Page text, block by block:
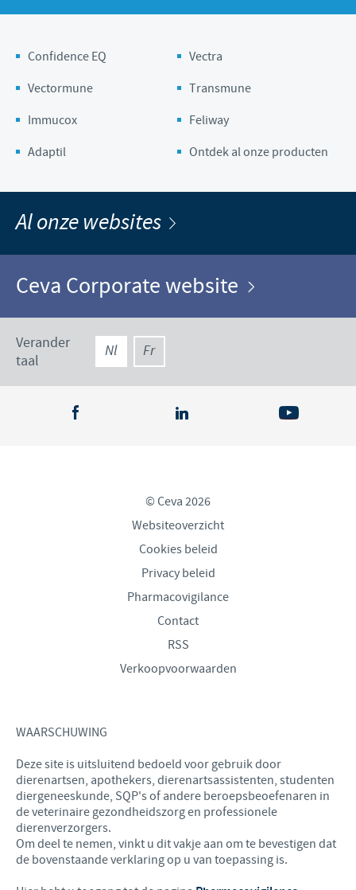
Confidence EQ
Vectra
Vectormune
Transmune
Immucox
Feliway
Adaptil
Ontdek al onze producten
Al onze websites
Ceva Corporate website
Verander
taal
Nl Fr
© Ceva 2026
Websiteoverzicht
Cookies beleid
Privacy beleid
Pharmacovigilance
Contact
RSS
Verkoopvoorwaarden
WAARSCHUWING
Deze site is uitsluitend bedoeld voor gebruik door
dierenartsen, apothekers, dierenartsassistenten, studenten
diergeneeskunde, SQP's of andere beroepsbeoefenaren in
de veterinaire gezondheidszorg en professionele
dierenverzorgers.
Om deel te nemen, vinkt u dit vakje aan om te bevestigen dat
de bovenstaande verklaring op u van toepassing is.